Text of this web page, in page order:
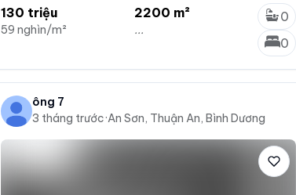
130 triệu
59 nghìn/m²
2200 m²
...
0
0
ông 7
3 tháng trước·An Sơn, Thuận An, Bình Dương